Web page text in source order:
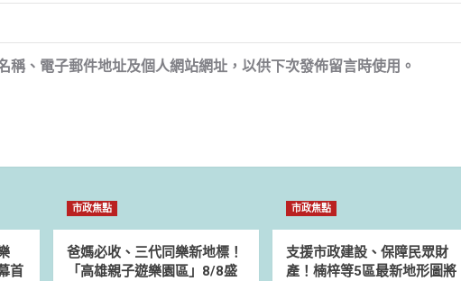
稱、電子郵件地址及個人網站網址，以供下次發佈留言時使用。
首
市政焦點
爸媽必收、三代同樂新地標！
「高雄親子遊樂園區」8/8盛
市政焦點
支援市政建設、保障民眾財
產！楠梓等5區最新地形圖將